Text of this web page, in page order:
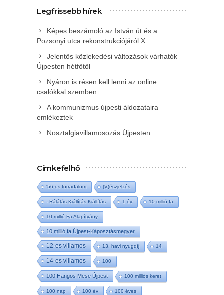
Legfrissebb hírek
Képes beszámoló az István út és a
Pozsonyi utca rekonstrukciójáról X.
Jelentős közlekedési változások várhatók
Újpesten hétfőtől
Nyáron is résen kell lenni az online
csalókkal szemben
A kommunizmus újpesti áldozataira
emlékeztek
Nosztalgiavillamosozás Újpesten
Címkefelhő
'56-os forradalom (V)észjelzés
- Rálátás Kiállítás Kiállítás 1 év 10 millió fa
10 millió Fa Alapítvány
10 millió fa Újpest-Káposztásmegyer
12-es villamos 13. havi nyugdíj 14
14-es villamos 100
100 Hangos Mese Újpest 100 milliós keret
100 nap 100 év 100 éves